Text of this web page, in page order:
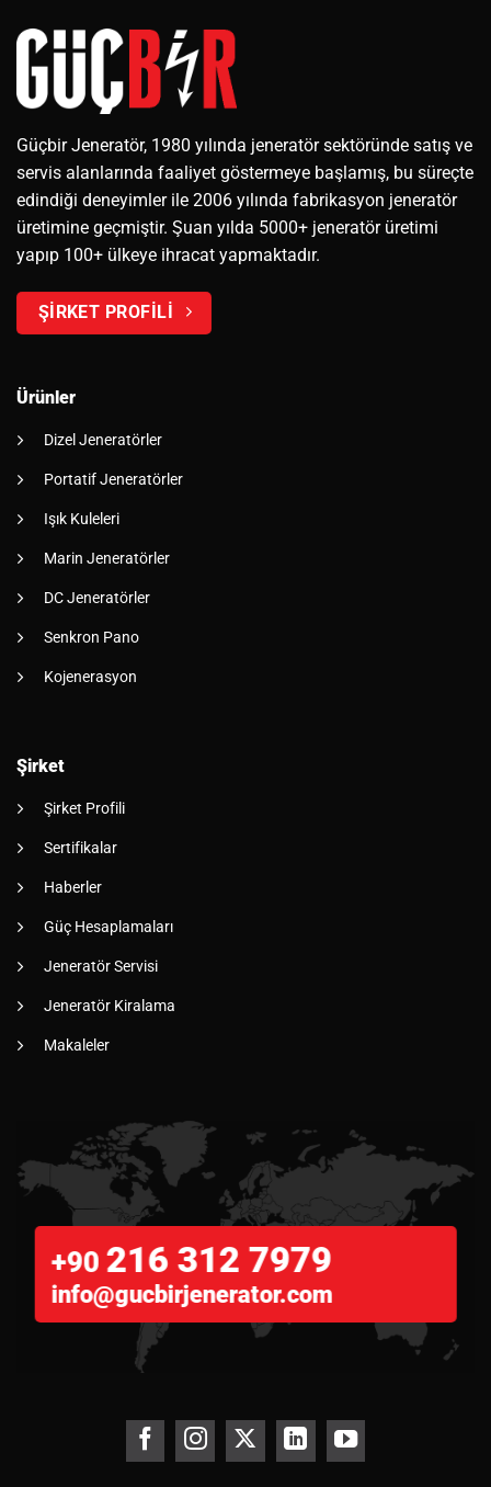
Güçbir Jeneratör, 1980 yılında jeneratör sektöründe satış ve
servis alanlarında faaliyet göstermeye başlamış, bu süreçte
edindiği deneyimler ile 2006 yılında fabrikasyon jeneratör
üretimine geçmiştir. Şuan yılda 5000+ jeneratör üretimi
yapıp 100+ ülkeye ihracat yapmaktadır.
ŞİRKET PROFİLİ
Ürünler
Dizel Jeneratörler
Portatif Jeneratörler
Işık Kuleleri
Marin Jeneratörler
DC Jeneratörler
Senkron Pano
Kojenerasyon
Şirket
Şirket Profili
Sertifikalar
Haberler
Güç Hesaplamaları
Jeneratör Servisi
Jeneratör Kiralama
Makaleler
+90 216 312 7979
info@gucbirjenerator.com